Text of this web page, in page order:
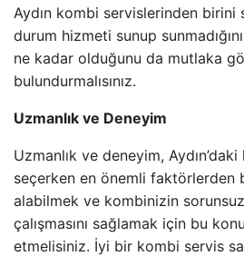
Aydın kombi servislerinden birini
durum hizmeti sunup
ne kadar olduğunu da mutlaka
bulundurmalısınız.
Uzmanlık ve Deneyim
Uzmanlık ve deneyim,
seçerken en önemli faktörlerden
alabilmek ve kombinizin
çalışmasını sağlamak için bu
etmelisiniz. İyi bir kombi servis